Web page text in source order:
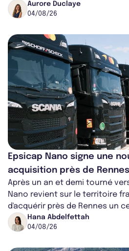
partenariat. Ces co-
Aurore Duclaye
04/08/26
Epsicap Nano signe une
acquisition près de Rennes
Après un an et demi tourné
Nano revient sur le territoire
d'acquérir près de Rennes un
pour conducteurs poids lou...
Hana Abdelfettah
04/08/26